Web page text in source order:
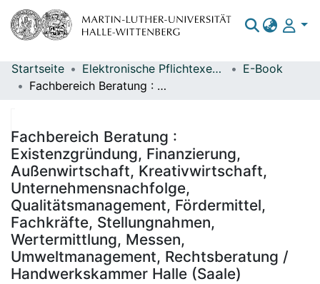
Bereiche & Sammlungen
Statistiken
Startseite Elektronische Pflichtexemplare
E-Book
Fachbereich Beratung : Existenzgründung, Finanzierung, Außenwirtschaft, Kreativwirtschaft, Unternehmensnachfolge, Qualitätsmanagement, Fördermittel, Fachkräfte, Stellungnahmen, Wertermittlung, Messen, Umweltmanagement, Rechtsberatung / Handwerkskammer Halle (Saale)
Fachbereich Beratung :
Existenzgründung, Finanzierung,
Außenwirtschaft, Kreativwirtschaft,
Unternehmensnachfolge,
Qualitätsmanagement, Fördermittel,
Fachkräfte, Stellungnahmen,
Wertermittlung, Messen,
Umweltmanagement, Rechtsberatung /
Handwerkskammer Halle (Saale)